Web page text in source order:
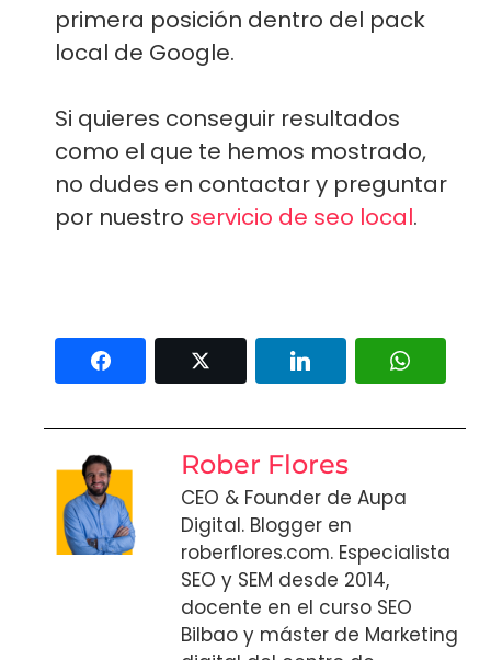
primera posición dentro del pack
local de Google.
Si quieres conseguir resultados
como el que te hemos mostrado,
no dudes en contactar y preguntar
por nuestro servicio de seo local.
Rober Flores
CEO & Founder de Aupa
Digital. Blogger en
roberflores.com. Especialista
SEO y SEM desde 2014,
docente en el curso SEO
Bilbao y máster de Marketing